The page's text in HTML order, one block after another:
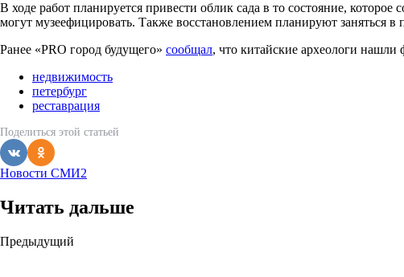
В ходе работ планируется привести облик сада в то состояние,
могут музеефицировать. Также восстановлением планируют заняться
Ранее «PRO город будущего» сообщал, что китайские археологи нашли
недвижимость
петербург
реставрация
Поделиться этой статьей
Новости СМИ2
Читать дальше
Post
Предыдущий